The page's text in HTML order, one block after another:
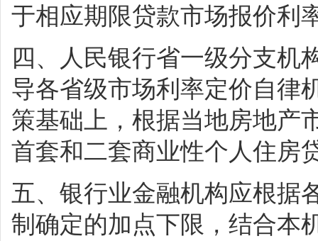
于相应期限贷款市场报价利
四、人民银行省一级分支机
导各省级市场利率定价自律
策基础上，根据当地房地产
首套和二套商业性个人住房
五、银行业金融机构应根据
制确定的加点下限，结合本